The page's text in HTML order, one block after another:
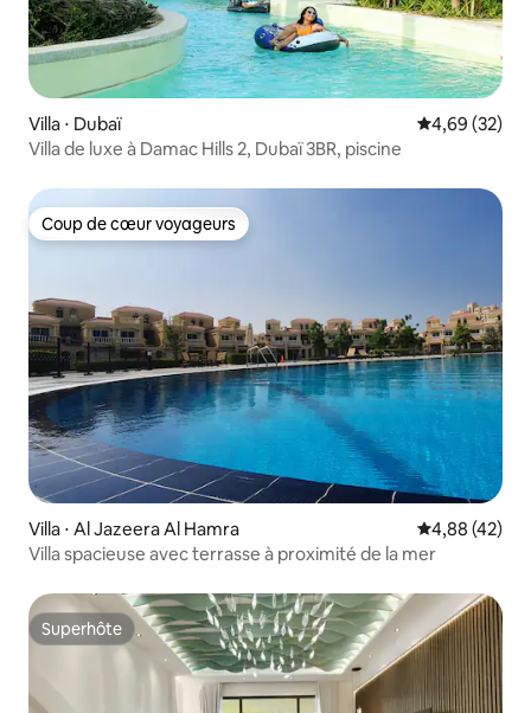
Villa ⋅ Dubaï Évaluation
4,69 (32)
Villa de luxe à Damac Hills 2, Dubaï 3BR, piscine
Coup de cœur voyageurs
Coup de cœur voyageurs
Villa ⋅ Al Jazeera Al Hamra Évaluation
4,88 (42)
Villa spacieuse avec terrasse à proximité de la mer
Superhôte
Superhôte